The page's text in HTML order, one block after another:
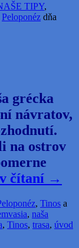
TIPY,
Peloponéz dňa
grécka
návratov,
na ostrov
čítaní →
, Tinos a
, naša
, Tinos, trasa, úvod